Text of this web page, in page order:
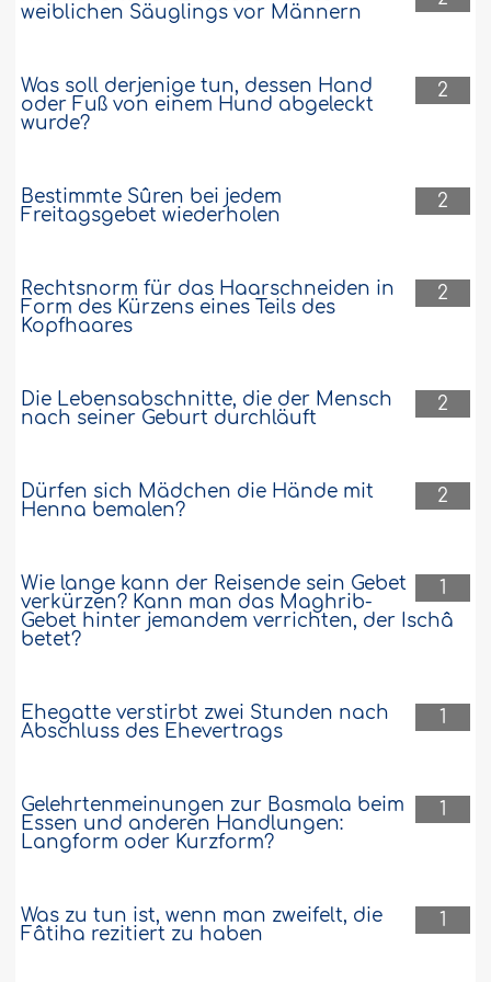
besser für dich und für sie
Mutter, meinen Vater und meine
Schwester verloren habe, und versuche
es zu vergessen, indem ich den Qurân
und auf jeden Fall eintreten sollte.
Dennoch wünsche ich mir manchmal
36131 6-12-2017
weiblichen Säuglings vor Männern
2
Was soll derjenige tun, dessen Hand
oder Fuß von einem Hund abgeleckt
wurde?
2
Bestimmte Sûren bei jedem
Freitagsgebet wiederholen
2
Rechtsnorm für das Haarschneiden in
Form des Kürzens eines Teils des
Kopfhaares
2
Die Lebensabschnitte, die der Mensch
nach seiner Geburt durchläuft
2
Dürfen sich Mädchen die Hände mit
Henna bemalen?
1
Wie lange kann der Reisende sein Gebet
verkürzen? Kann man das Maghrib-
Gebet hinter jemandem verrichten, der Ischâ
betet?
1
Ehegatte verstirbt zwei Stunden nach
Abschluss des Ehevertrags
1
Gelehrtenmeinungen zur Basmala beim
Essen und anderen Handlungen:
Langform oder Kurzform?
1
Was zu tun ist, wenn man zweifelt, die
Fâtiha rezitiert zu haben